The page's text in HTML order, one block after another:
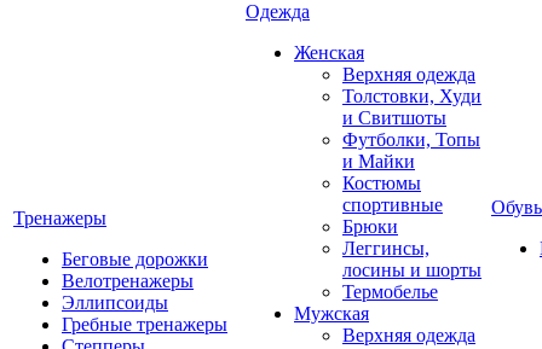
Тренажеры
Беговые дорожки
Велотренажеры
Эллипсоиды
Гребные тренажеры
Одежда
Женская
Верхняя одежда
Толстовки, Худи
и Свитшоты
Футболки, Топы
и Майки
Костюмы
спортивные
Брюки
Леггинсы,
лосины и шорты
Термобелье
Мужская
Верхняя одежда
Обувь